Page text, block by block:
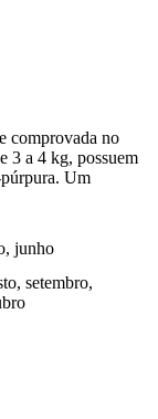
comprovada no
3 a 4 kg, possuem
Um
junho
setembro,